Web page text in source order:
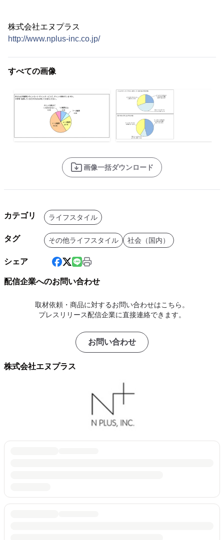
株式会社エヌプラス
http://www.nplus-inc.co.jp/
すべての画像
画像一括ダウンロード
カテゴリ ライフスタイル
タグ その他ライフスタイル 社会（国内）
シェア
配信企業へのお問い合わせ
取材依頼・商品に対するお問い合わせはこちら。
プレスリリース配信企業に直接連絡できます。
お問い合わせ
株式会社エヌプラス